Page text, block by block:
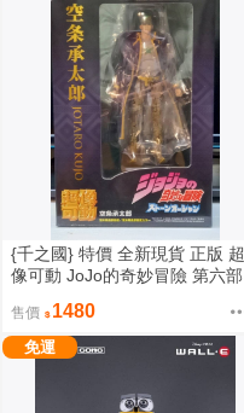
{千之國} 特價 全新現貨 正版 超
像可動 JoJo的奇妙冒險 第六部
售價 1480
免運